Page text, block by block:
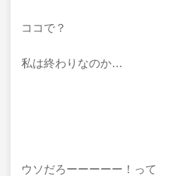
ココで？
私は終わりなのか…
ウソだろーーーーー！って